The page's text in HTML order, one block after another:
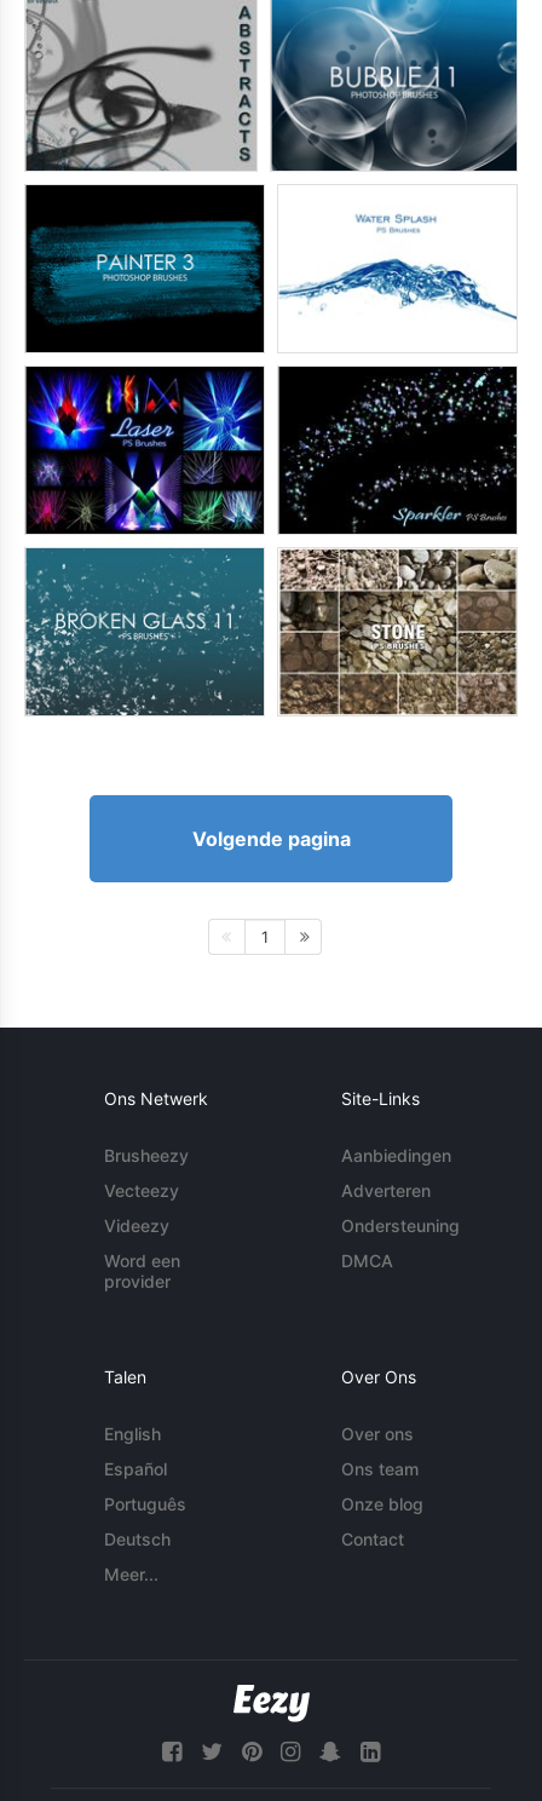
Volgende pagina
1
Ons Netwerk
Brusheezy
Vecteezy
Videezy
Word een
provider
Site-Links
Aanbiedingen
Adverteren
Ondersteuning
DMCA
Talen
English
Español
Português
Deutsch
Meer...
Over Ons
Over ons
Ons team
Onze blog
Contact